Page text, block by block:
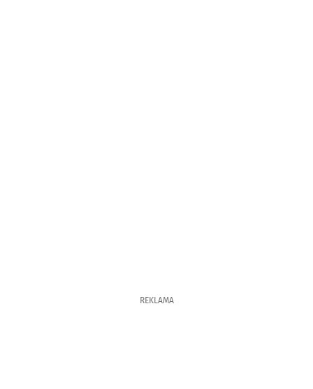
REKLAMA